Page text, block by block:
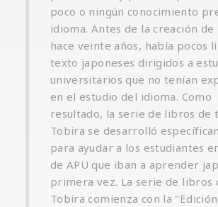
poco o ningún conocimiento
idioma. Antes de la creación de
hace veinte años, había pocos
texto japoneses dirigidos a
universitarios que no tenían
en el estudio del idioma. Como
resultado, la serie de libros de
Tobira se desarrolló
para ayudar a los estudiantes
de APU que iban a aprender
primera vez. La serie de libros
Tobira comienza con la